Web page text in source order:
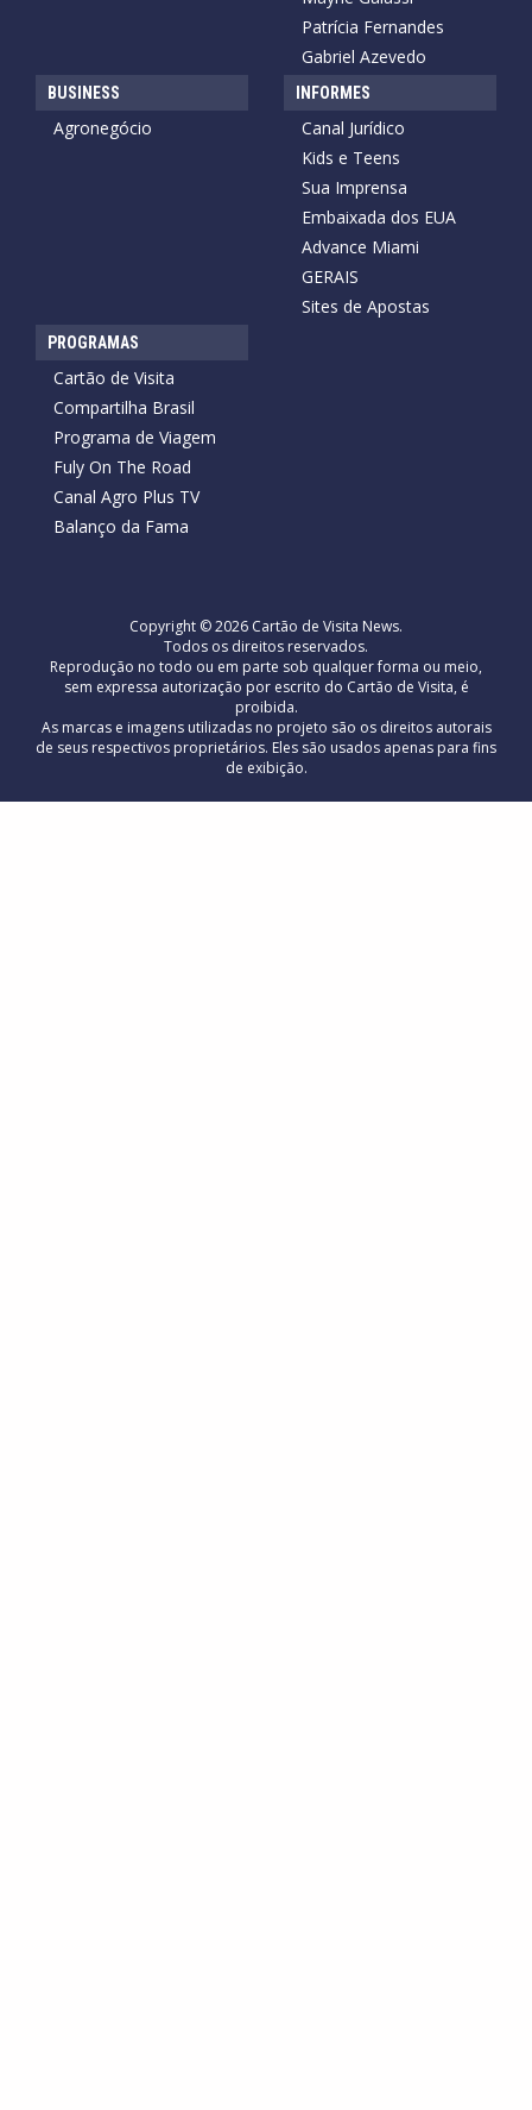
Patrícia Fernandes
Gabriel Azevedo
BUSINESS
Agronegócio
INFORMES
Canal Jurídico
Kids e Teens
Sua Imprensa
Embaixada dos EUA
Advance Miami
GERAIS
Sites de Apostas
PROGRAMAS
Cartão de Visita
Compartilha Brasil
Programa de Viagem
Fuly On The Road
Canal Agro Plus TV
Balanço da Fama
Copyright © 2026 Cartão de Visita News.
Todos os direitos reservados.
Reprodução no todo ou em parte sob qualquer forma ou meio,
sem expressa autorização por escrito do Cartão de Visita, é
proibida.
As marcas e imagens utilizadas no projeto são os direitos autorais
de seus respectivos proprietários. Eles são usados ​​apenas para fins
de exibição.